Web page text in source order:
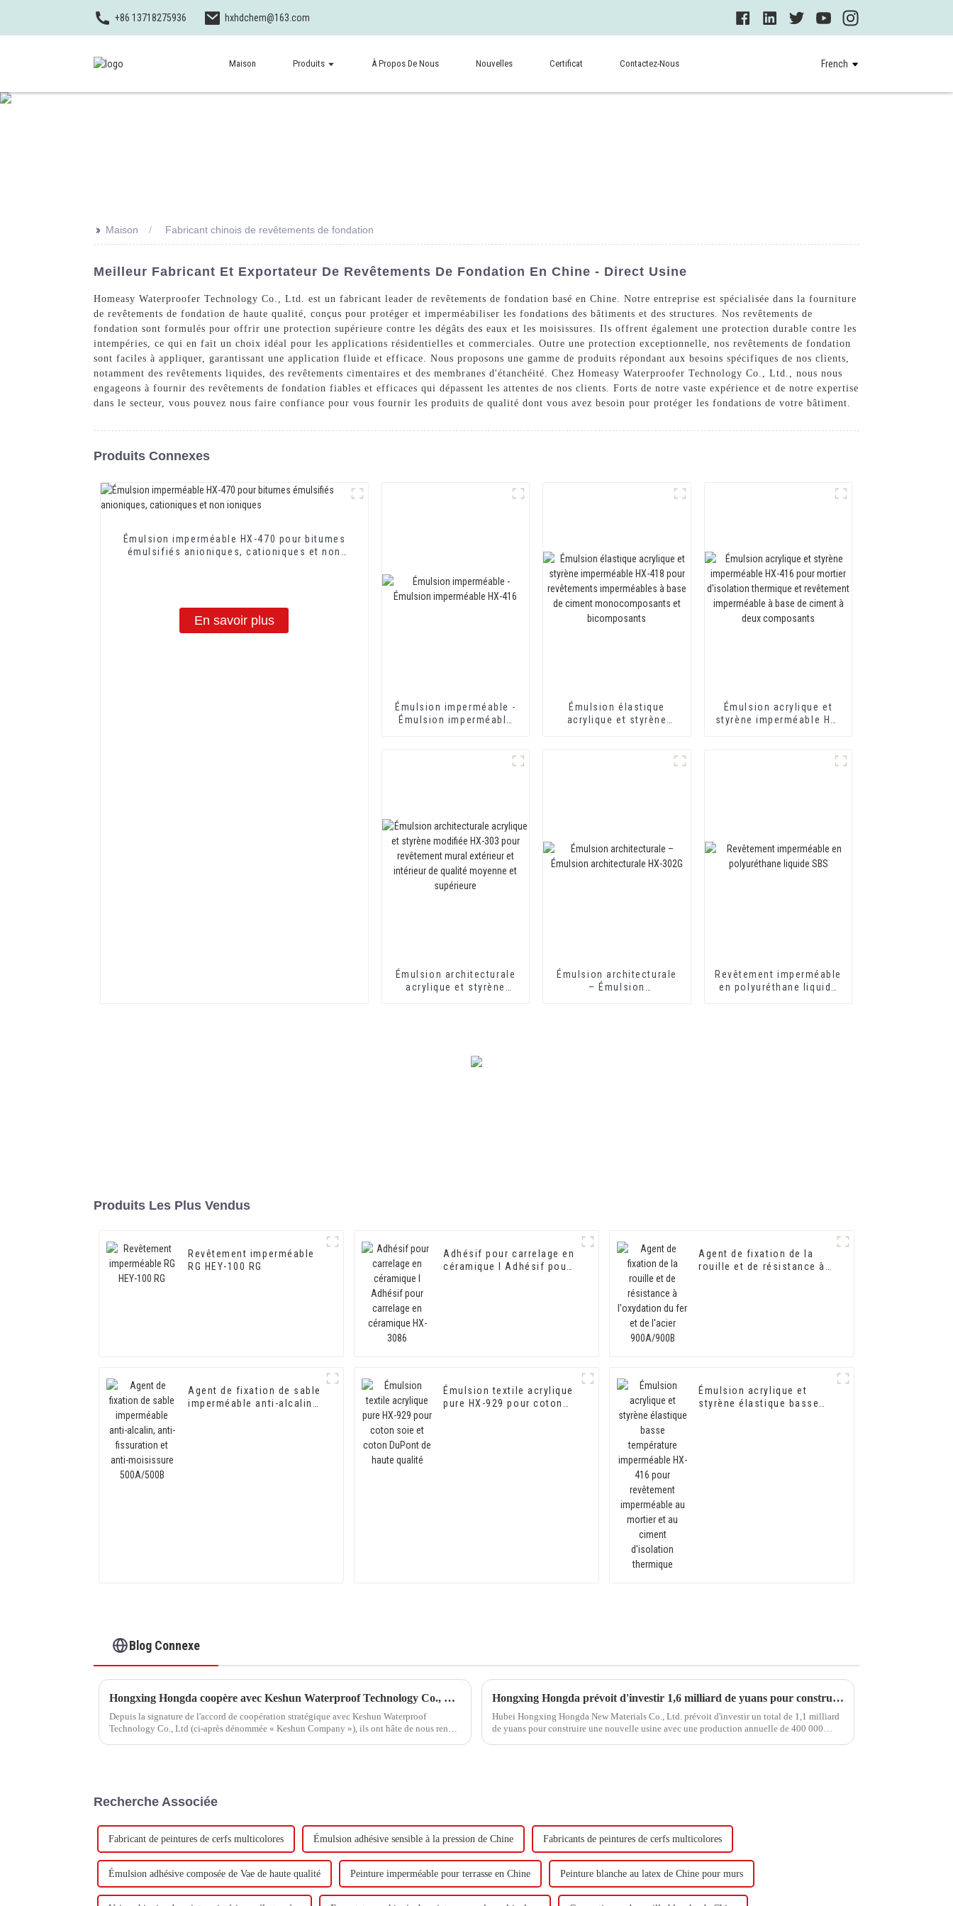
+86 13718275936 hxhdchem@163.com
Maison Produits À Propos De Nous Nouvelles Certificat Contactez-Nous French
>> Maison Fabricant chinois de revêtements de fondation
Meilleur Fabricant Et Exportateur De Revêtements De Fondation En Chine - Direct Usine
Homeasy Waterproofer Technology Co., Ltd. est un fabricant leader de revêtements de fondation basé en Chine. Notre entreprise est spécialisée dans la fourniture
de revêtements de fondation de haute qualité, conçus pour protéger et imperméabiliser les fondations des bâtiments et des structures. Nos revêtements de
fondation sont formulés pour offrir une protection supérieure contre les dégâts des eaux et les moisissures. Ils offrent également une protection durable contre les
intempéries, ce qui en fait un choix idéal pour les applications résidentielles et commerciales. Outre une protection exceptionnelle, nos revêtements de fondation
sont faciles à appliquer, garantissant une application fluide et efficace. Nous proposons une gamme de produits répondant aux besoins spécifiques de nos clients,
notamment des revêtements liquides, des revêtements cimentaires et des membranes d'étanchéité. Chez Homeasy Waterproofer Technology Co., Ltd., nous nous
engageons à fournir des revêtements de fondation fiables et efficaces qui dépassent les attentes de nos clients. Forts de notre vaste expérience et de notre expertise
dans le secteur, vous pouvez nous faire confiance pour vous fournir les produits de qualité dont vous avez besoin pour protéger les fondations de votre bâtiment.
Produits Connexes
Émulsion imperméable HX-470 pour bitumes
émulsifiés anioniques, cationiques et non
En savoir plus
Émulsion imperméable -
Émulsion imperméable
Émulsion élastique
acrylique et styrène
imperméables à base de
Émulsion acrylique et
styrène imperméable HX-
revêtement imperméable
Émulsion architecturale
acrylique et styrène
Émulsion architecturale
– Émulsion
Revêtement imperméable
en polyuréthane liquide
Produits Les Plus Vendus
Revêtement imperméable
RG HEY-100 RG
Adhésif pour carrelage en
céramique I Adhésif pour
Agent de fixation de la
rouille et de résistance à
Agent de fixation de sable
imperméable anti-alcalin,
Émulsion textile acrylique
pure HX-929 pour coton
Émulsion acrylique et
styrène élastique basse
Blog Connexe
Hongxing Hongda coopère avec Keshun Waterproof Technology Co., Ltd pour apporter un nouvel avenir à l'industrie
Depuis la signature de l'accord de coopération stratégique avec Keshun Waterproof
Technology Co., Ltd (ci-après dénommée « Keshun Company »), ils ont hâte de nous rendre
Hongxing Hongda prévoit d'investir 1,6 milliard de yuans pour construire une nouvelle usine de production d'émulsion d'une capacité de production de 510 000 tonnes par an.
Hubei Hongxing Hongda New Materials Co., Ltd. prévoit d'investir un total de 1,1 milliard
de yuans pour construire une nouvelle usine avec une production annuelle de 400 000
Recherche Associée
Fabricant de peintures de cerfs multicolores Émulsion adhésive sensible à la pression de Chine Fabricants de peintures de cerfs multicolores
Émulsion adhésive composée de Vae de haute qualité Peinture imperméable pour terrasse en Chine Peinture blanche au latex de Chine pour murs